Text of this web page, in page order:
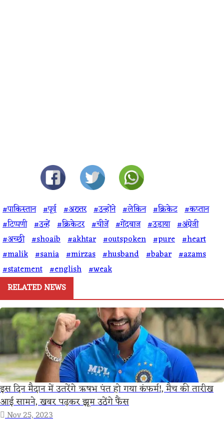
#पाकिस्तान #पूर्व #अख्तर #उन्होंने #लेकिन #क्रिकेट #कप्तान
#टिप्पणी #उन्हें #क्रिकेटर #चीजें #गेंदबाज #उड़ाया #अंग्रेजी
#अच्छी #shoaib #akhtar #outspoken #pure #heart
#malik #sania #mirzas #husband #babar #azams
#statement #english #weak
RELATED NEWS
इस दिन मैदान में उतरेंगे ऋषभ पंत हो गया कंफर्म!, मैच की तारीख
आई सामने, खबर पढ़कर झूम उठेंगे फैंस
Nov 25, 2023